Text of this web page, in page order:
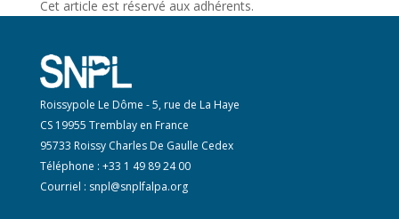
Cet article est réservé aux adhérents.
Roissypole Le Dôme - 5, rue de La Haye
CS 19955 Tremblay en France
95733 Roissy Charles De Gaulle Cedex
Téléphone : +33 1 49 89 24 00
Courriel : snpl@snplfalpa.org